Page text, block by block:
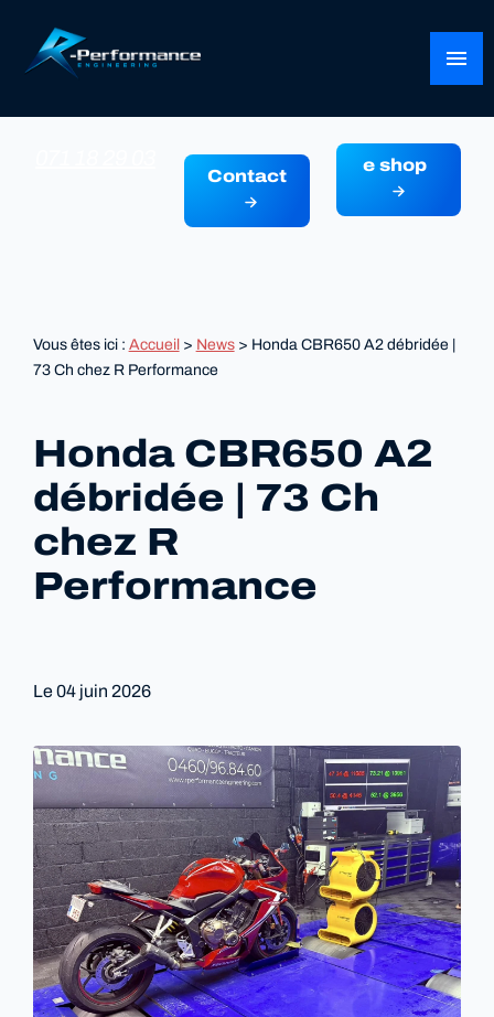
menu
Contact
e shop
Vous êtes ici : Accueil> News> Honda CBR650 A2 débridée |
73 Ch chez R Performance
Honda CBR650 A2
débridée | 73 Ch
chez R
Performance
Le04 juin 2026